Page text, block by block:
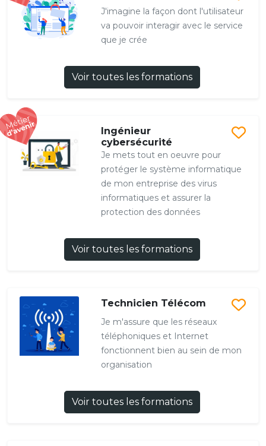
J'imagine la façon dont l'utilisateur
va pouvoir interagir avec le service
que je crée
Voir toutes les formations
Ingénieur
cybersécurité
Je mets tout en oeuvre pour
protéger le système informatique
de mon entreprise des virus
informatiques et assurer la
protection des données
Voir toutes les formations
Technicien Télécom
Je m'assure que les réseaux
téléphoniques et Internet
fonctionnent bien au sein de mon
organisation
Voir toutes les formations